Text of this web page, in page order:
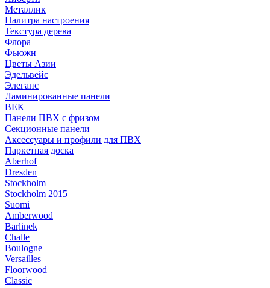
Металлик
Палитра настроения
Текстура дерева
Флора
Фьюжн
Цветы Азии
Эдельвейс
Элеганс
Ламинированные панели
ВЕК
Панели ПВХ с фризом
Секционные панели
Аксессуары и профили для ПВХ
Паркетная доска
Aberhof
Dresden
Stockholm
Stockholm 2015
Suomi
Amberwood
Barlinek
Challe
Boulogne
Versailles
Floorwood
Classic